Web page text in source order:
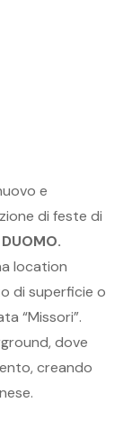
e
di feste di
location
di superficie o
“Missori”.
dove
creando